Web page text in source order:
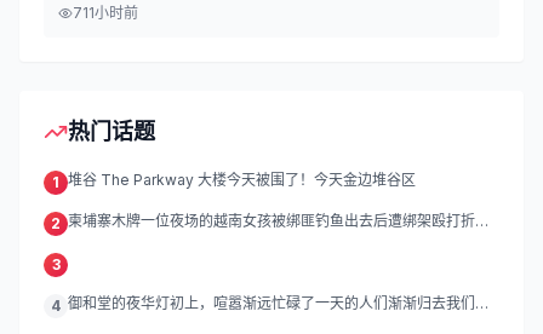
711小时前
热门话题
1 堆谷 The Parkway 大楼今天被围了！今天金边堆谷区
2 柬埔寨木牌一位夜场的越南女孩被绑匪钓鱼出去后遭绑架殴打折
3
4 御和堂的夜华灯初上，喧嚣渐远忙碌了一天的人们渐渐归去我们的